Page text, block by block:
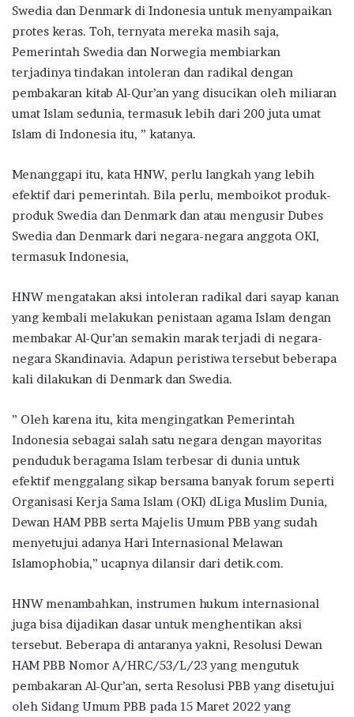
Swedia dan Denmark di Indonesia untuk menyampaikan
protes keras. Toh, ternyata mereka masih saja,
Pemerintah Swedia dan Norwegia membiarkan
terjadinya tindakan intoleran dan radikal dengan
pembakaran kitab Al-Qur’an yang disucikan oleh miliaran
umat Islam sedunia, termasuk lebih dari 200 juta umat
Islam di Indonesia itu, ” katanya.
Menanggapi itu, kata HNW, perlu langkah yang lebih
efektif dari pemerintah. Bila perlu, memboikot produk-
produk Swedia dan Denmark dan atau mengusir Dubes
Swedia dan Denmark dari negara-negara anggota OKI,
termasuk Indonesia,
HNW mengatakan aksi intoleran radikal dari sayap kanan
yang kembali melakukan penistaan agama Islam dengan
membakar Al-Qur’an semakin marak terjadi di negara-
negara Skandinavia. Adapun peristiwa tersebut beberapa
kali dilakukan di Denmark dan Swedia.
” Oleh karena itu, kita mengingatkan Pemerintah
Indonesia sebagai salah satu negara dengan mayoritas
penduduk beragama Islam terbesar di dunia untuk
efektif menggalang sikap bersama banyak forum seperti
Organisasi Kerja Sama Islam (OKI) dLiga Muslim Dunia,
Dewan HAM PBB serta Majelis Umum PBB yang sudah
menyetujui adanya Hari Internasional Melawan
Islamophobia,” ucapnya dilansir dari detik.com.
HNW menambahkan, instrumen hukum internasional
juga bisa dijadikan dasar untuk menghentikan aksi
tersebut. Beberapa di antaranya yakni, Resolusi Dewan
HAM PBB Nomor A/HRC/53/L/23 yang mengutuk
pembakaran Al-Qur’an, serta Resolusi PBB yang disetujui
oleh Sidang Umum PBB pada 15 Maret 2022 yang